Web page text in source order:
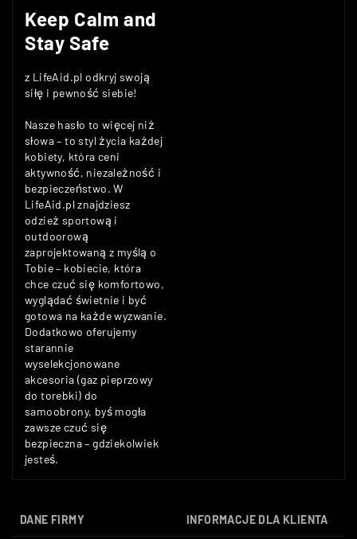
Keep Calm and
Stay Safe
z LifeAid.pl odkryj swoją
siłę i pewność siebie!
Nasze hasło to więcej niż
słowa – to styl życia każdej
kobiety, która ceni
aktywność, niezależność i
bezpieczeństwo. W
LifeAid.pl znajdziesz
odzież sportową i
outdoorową
zaprojektowaną z myślą o
Tobie – kobiecie, która
chce czuć się komfortowo,
wyglądać świetnie i być
gotowa na każde wyzwanie.
Dodatkowo oferujemy
starannie
wyselekcjonowane
akcesoria (gaz pieprzowy
do torebki) do
samoobrony, byś mogła
zawsze czuć się
bezpieczna – gdziekolwiek
jesteś.
DANE FIRMY INFORMACJE DLA KLIENTA